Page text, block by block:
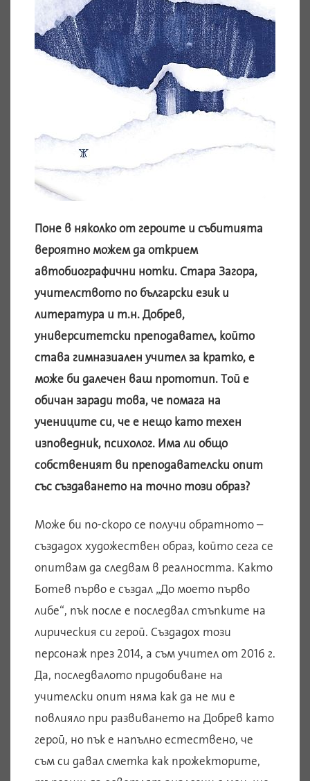
Поне в няколко от героите и събитията
вероятно можем да открием
автобиографични нотки. Стара Загора,
учителството по български език и
литература и т.н. Добрев,
университетски преподавател, който
става гимназиален учител за кратко, е
може би далечен ваш прототип. Той е
обичан заради това, че помага на
учениците си, че е нещо като техен
изповедник, психолог. Има ли общо
собственият ви преподавателски опит
със създаването на точно този образ?
Може би по-скоро се получи обратното –
създадох художествен образ, който сега се
опитвам да следвам в реалността. Както
Ботев първо е създал „До моето първо
либе“, пък после е последвал стъпките на
лирическия си герой. Създадох този
персонаж през 2014, а съм учител от 2016 г.
Да, последвалото придобиване на
учителски опит няма как да не ми е
повлияло при развиването на Добрев като
герой, но пък е напълно естествено, че
съм си давал сметка как прожекторите,